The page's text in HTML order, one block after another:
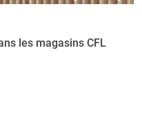
les magasins CFL